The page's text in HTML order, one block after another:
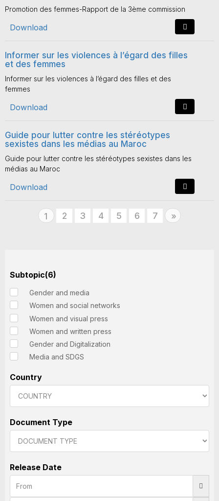
Promotion des femmes-Rapport de la 3ème commission
Download
Informer sur les violences à l’égard des filles
et des femmes
Informer sur les violences à l’égard des filles et des
femmes
Download
Guide pour lutter contre les stéréotypes
sexistes dans les médias au Maroc
Guide pour lutter contre les stéréotypes sexistes dans les
médias au Maroc
Download
1 2 3 4 5 6 7 »Next
Subtopic(6)
Gender and media
Women and social networks
Women and visual press
Women and written press
Gender and Digitalization
Media and SDGS
Country
Document Type
Release Date